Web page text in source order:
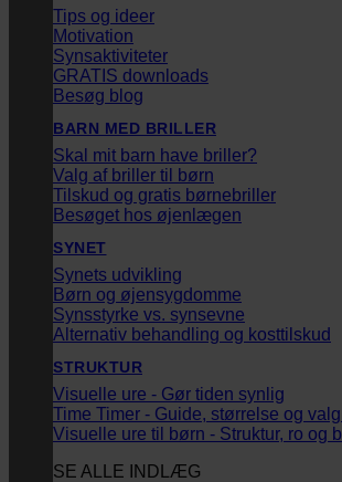
Tips og ideer
Motivation
Synsaktiviteter
GRATIS downloads
Besøg blog
BARN MED BRILLER
Skal mit barn have briller?
Valg af briller til børn
Tilskud og gratis børnebriller
Besøget hos øjenlægen
SYNET
Synets udvikling
Børn og øjensygdomme
Synsstyrke vs. synsevne
Alternativ behandling og kosttilskud
STRUKTUR
Visuelle ure - Gør tiden synlig
Time Timer - Guide, størrelse og valg
Visuelle ure til børn - Struktur, ro og
SE ALLE INDLÆG